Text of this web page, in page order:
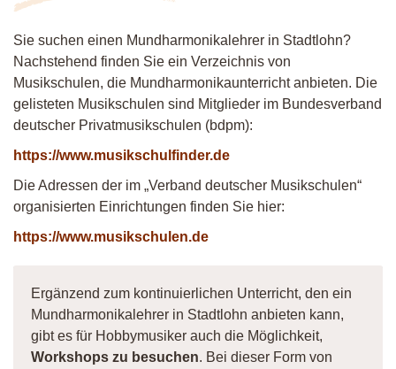
Sie suchen einen Mundharmonikalehrer in Stadtlohn?
Nachstehend finden Sie ein Verzeichnis von
Musikschulen, die Mundharmonikaunterricht anbieten. Die
gelisteten Musikschulen sind Mitglieder im Bundesverband
deutscher Privatmusikschulen (bdpm):
https://www.musikschulfinder.de
Die Adressen der im „Verband deutscher Musikschulen“
organisierten Einrichtungen finden Sie hier:
https://www.musikschulen.de
Ergänzend zum kontinuierlichen Unterricht, den ein
Mundharmonikalehrer in Stadtlohn anbieten kann,
gibt es für Hobbymusiker auch die Möglichkeit,
Workshops zu besuchen. Bei dieser Form von